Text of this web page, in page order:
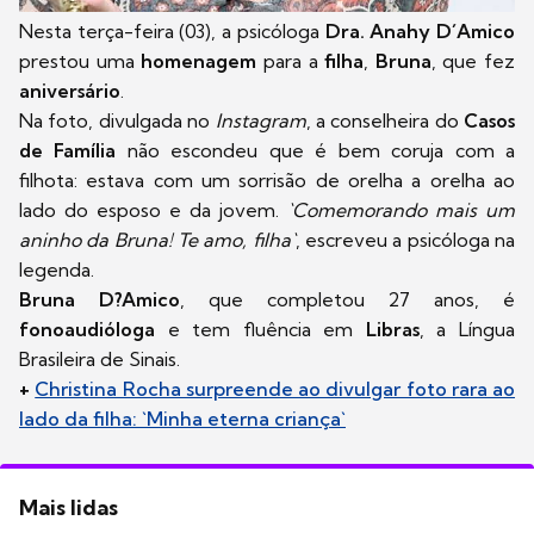
Nesta terça-feira (03), a psicóloga Dra. Anahy D´Amico
prestou uma homenagem para a filha Bruna , que fez
aniversário
Na foto, divulgada no Instagram, a conselheira do Casos
de Família não escondeu que é bem coruja com a
filhota: estava com um sorrisão de orelha a orelha ao
lado do esposo e da jovem.
`Comemorando mais um
aninho da Bruna! Te amo, filha`, escreveu a psicóloga na
legenda.
Bruna D?Amico , que completou 27 anos, é
fonoaudióloga e tem fluência em Libras, a Língua
Brasileira de Sinais.
+ Christina Rocha surpreende ao divulgar foto rara ao
lado da filha: `Minha eterna criança`
Mais lidas